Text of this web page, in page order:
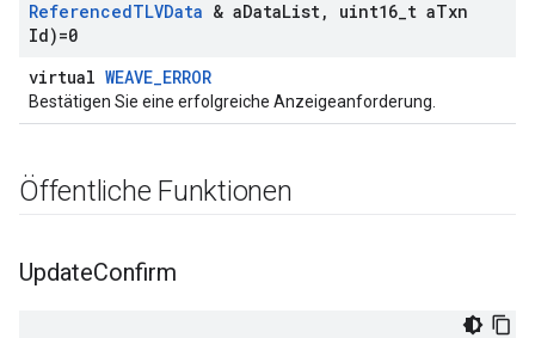
ReferencedTLVData & aDataList, uint16 t aTxn
Id)=0
virtual WEAVE_ERROR
Bestätigen Sie eine erfolgreiche Anzeigeanforderung.
Öffentliche Funktionen
UpdateConfirm